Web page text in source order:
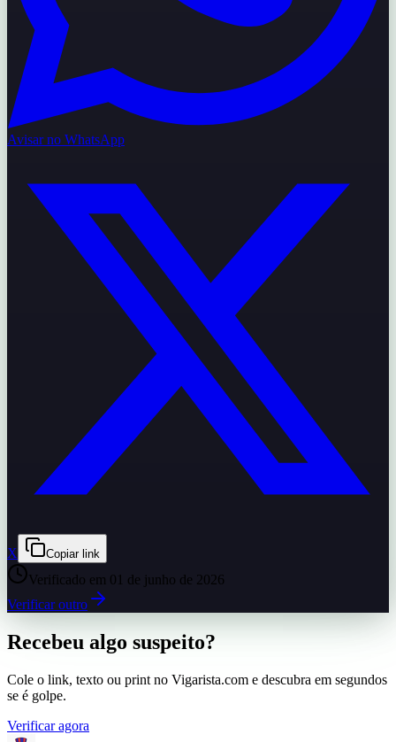
Avisar no WhatsApp
X Copiar link
Verificado em 01 de junho de 2026
Verificar outro
Recebeu algo suspeito?
Cole o link, texto ou print no Vigarista.com e descubra em segundos
se é golpe.
Verificar agora